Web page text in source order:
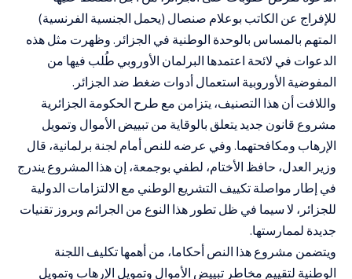
للإفراج عن الكاتب بوعلام صنصال (يحمل الجنسية الفرنسية)
المتهم بالمساس بالوحدة الوطنية في الجزائر. وظهرت مثل هذه
الدعوات في لائحة اعتمدها البرلمان الأوروبي طُلب فيها من
المفوضية الأوروبية استعمال أدوات ضغط ضد الجزائر.
واللافت أن هذا التصنيف، يتزامن مع طرح الحكومة الجزائرية
مشروع قانون جديد يتعلق بالوقاية من تبييض الأموال وتمويل
الإرهاب ومكافحتهما. وفي عرضه للنص أمام لجنة برلمانية، قال
وزير العدل، حافظ الأختام، لطفي بوجمعة، إن هذا المشروع يندرج
في إطار مواصلة تكييف التشريع الوطني مع الالتزامات الدولية
للجزائر، لا سيما في ظل تطور هذا النوع من الجرائم وبروز تقنيات
جديدة لممارستها.
ويتضمن مشروع هذا النص أحكاما، من أهمها تكليف اللجنة
الوطنية لتقييم مخاطر تبييض الأموال وتمويل الإرهاب وتمويل